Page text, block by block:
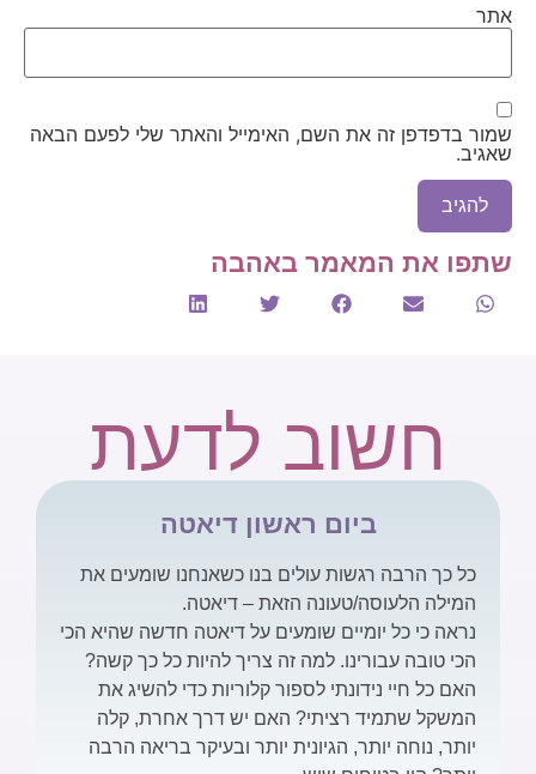
אתר
שמור בדפדפן זה את השם, האימייל והאתר שלי לפעם הבאה
שאגיב.
שתפו את המאמר באהבה
חשוב לדעת
ביום ראשון דיאטה
כל כך הרבה רגשות עולים בנו כשאנחנו שומעים את
המילה הלעוסה/טעונה הזאת – דיאטה.
נראה כי כל יומיים שומעים על דיאטה חדשה שהיא הכי
הכי טובה עבורינו. למה זה צריך להיות כל כך קשה?
האם כל חיי נידונתי לספור קלוריות כדי להשיג את
המשקל שתמיד רציתי? האם יש דרך אחרת, קלה
יותר, נוחה יותר, הגיונית יותר ובעיקר בריאה הרבה